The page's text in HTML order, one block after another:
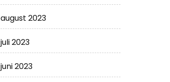
august 2023
juli 2023
juni 2023